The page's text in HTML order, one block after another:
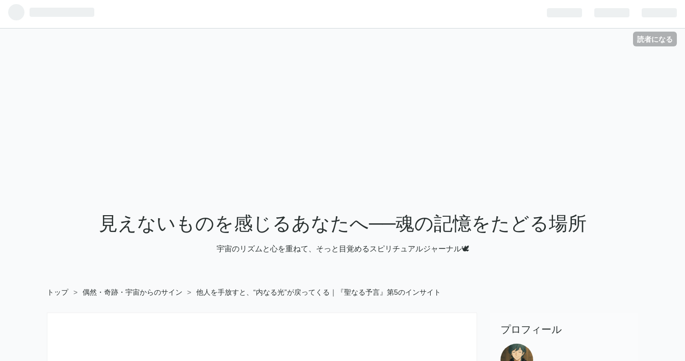
読者になる
見えないものを感じるあなたへ──魂の記憶をたどる場所
宇宙のリズムと心を重ねて、そっと目覚めるスピリチュアルジャーナル🕊️
トップ > 偶然・奇跡・宇宙からのサイン > 他人を手放すと、“内なる光”が戻ってくる｜『聖なる予言』第5のインサイト
プロフィール